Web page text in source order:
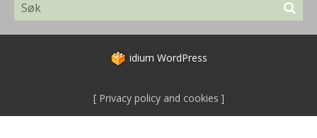
idium WordPress
Privacy policy and cookies